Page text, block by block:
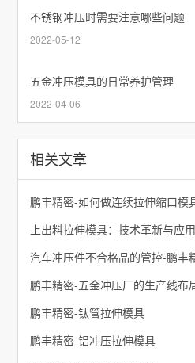
不锈钢冲压时需要注意哪些问题
2022-05-12
五金冲压模具的日常养护管理
2022-04-06
相关文章
鹏丰精密-如何做连续拉伸缩口模
上出料拉伸模具：技术革新与应
汽车冲压件不合格品的管控-鹏丰
鹏丰精密-五金冲压厂的生产线布
鹏丰精密-钛管拉伸模具
鹏丰精密-铝冲压拉伸模具